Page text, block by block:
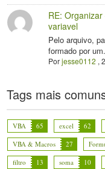
RE:
variavel
Pelo arquivo,
formado por
Porjesse0112 ,
Tags mais
VBA 65 excel 62
VBA & Macros
27
filtro
13 soma 10